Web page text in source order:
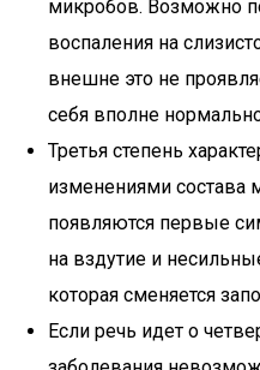
микробов. Возможно
воспаления на
внешне это не
себя вполне
Третья степень
изменениями
появляются первые
на вздутие и
которая сменяется
Если речь идет о